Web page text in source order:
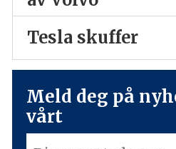
Tesla skuffer
Meld deg på
vårt